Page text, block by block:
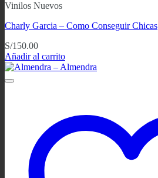
Vinilos Nuevos
Charly Garcia – Como Conseguir Chicas
S/150.00
Añadir al carrito